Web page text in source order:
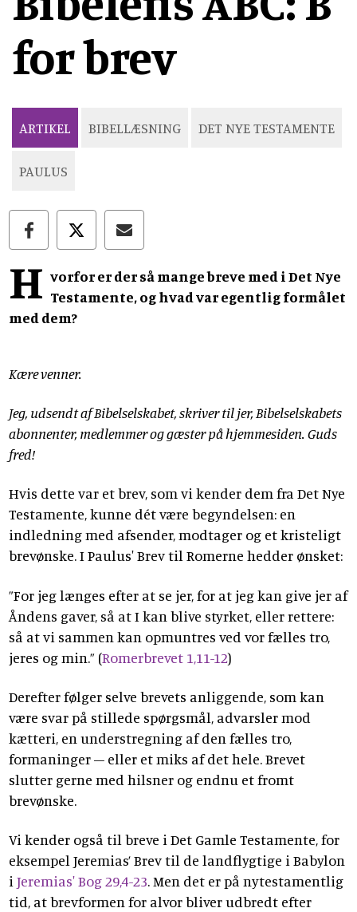
for brev
ARTIKEL BIBELLÆSNING DET NYE TESTAMENTE
PAULUS
H vorfor er der så mange breve med i Det Nye
Testamente, og hvad var egentlig formålet
med dem?
Kære venner.
Jeg, udsendt af Bibelselskabet, skriver til jer, Bibelselskabets
abonnenter, medlemmer og gæster på hjemmesiden. Guds
fred!
Hvis dette var et brev, som vi kender dem fra Det Nye
Testamente, kunne dét være begyndelsen: en
indledning med afsender, modtager og et kristeligt
brevønske. I Paulus' Brev til Romerne hedder ønsket:
”For jeg længes efter at se jer, for at jeg kan give jer af
Åndens gaver, så at I kan blive styrket, eller rettere:
så at vi sammen kan opmuntres ved vor fælles tro,
jeres og min.” (Romerbrevet 1,11-12)
Derefter følger selve brevets anliggende, som kan
være svar på stillede spørgsmål, advarsler mod
kætteri, en understregning af den fælles tro,
formaninger – eller et miks af det hele. Brevet
slutter gerne med hilsner og endnu et fromt
brevønske.
Vi kender også til breve i Det Gamle Testamente, for
eksempel Jeremias’ Brev til de landflygtige i Babylon
iJeremias' Bog 29,4-23. Men det er på nytestamentlig
tid, at brevformen for alvor bliver udbredt efter